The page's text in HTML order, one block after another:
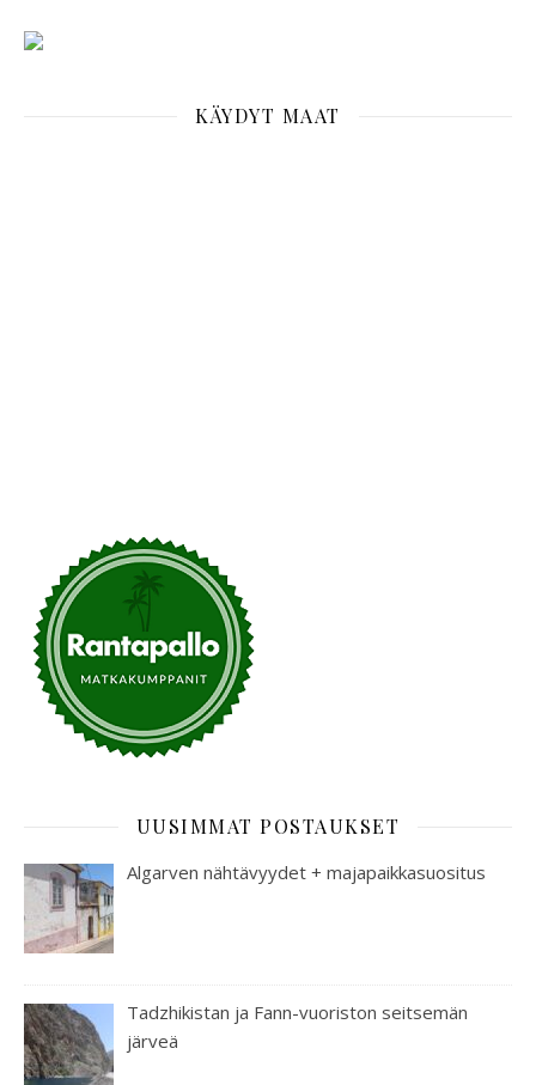
KÄYDYT MAAT
UUSIMMAT POSTAUKSET
Algarven nähtävyydet + majapaikkasuositus
Tadzhikistan ja Fann-vuoriston seitsemän
järveä